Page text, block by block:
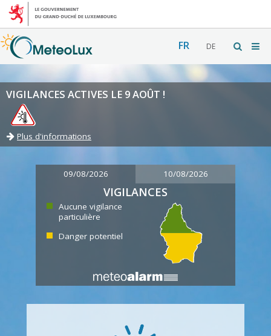
FR DE
VIGILANCES ACTIVES LE 9 AOÛT !
Plus d'informations
09/08/2026 10/08/2026
VIGILANCES
Aucune vigilance
particulière
Danger potentiel